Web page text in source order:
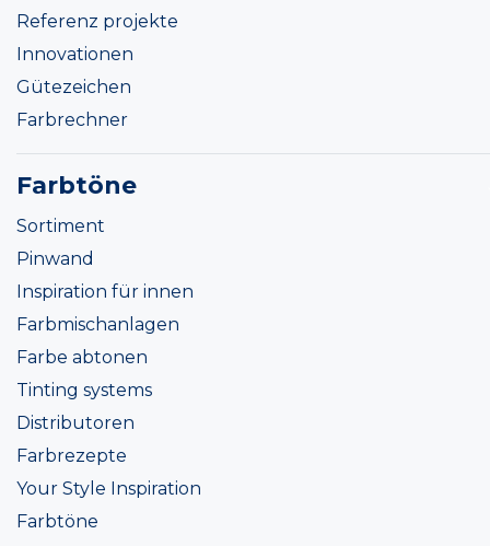
Referenz projekte
Innovationen
Gütezeichen
Farbrechner
Farbtöne
Sortiment
Pinwand
Inspiration für innen
Farbmischanlagen
Farbe abtonen
Tinting systems
Distributoren
Farbrezepte
Your Style Inspiration
Farbtöne